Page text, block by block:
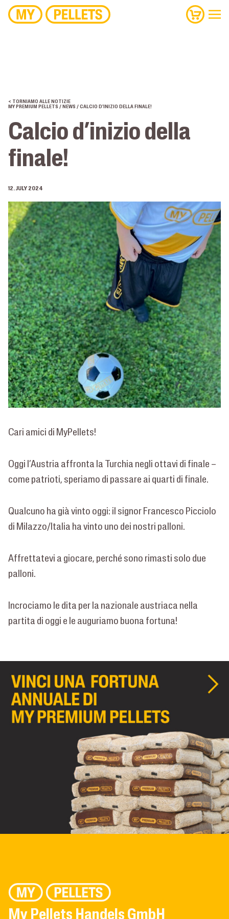
< TORNIAMO ALLE NOTIZIE
MY PREMIUM PELLETS /NEWS / CALCIO D’INIZIO DELLA FINALE!
Calcio d’inizio della
finale!
12. JULY 2024
Cari amici di MyPellets!
Oggi l’Austria affronta la Turchia negli ottavi di finale –
come patrioti, speriamo di passare ai quarti di finale.
Qualcuno ha già vinto oggi: il signor Francesco Picciolo
di Milazzo/Italia ha vinto uno dei nostri palloni.
Affrettatevi a giocare, perché sono rimasti solo due
palloni.
Incrociamo le dita per la nazionale austriaca nella
partita di oggi e le auguriamo buona fortuna!
My Pellets Handels GmbH